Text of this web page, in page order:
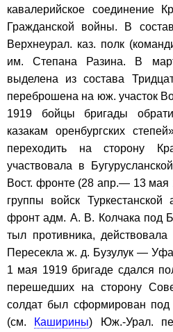
кавалерийское соединение
Гражданской войны. В
Верхнеурал. каз. полк
им. Степана Разина. В
выделена из состава
переброшена на юж. участок
1919 бойцы бригады
казакам оренбургских
переходить на сторону
участвовала в
Вост. фронте (28 апр.— 13 мая
группы войск
фронт адм. А. В. Колчака под
тыл противника, действовала
Пересекла ж. д. Бузулук —
1 мая 1919 бригаде сдался
перешедших на сторону
солдат был сформирован
(см. Каширины) Юж.-Урал.